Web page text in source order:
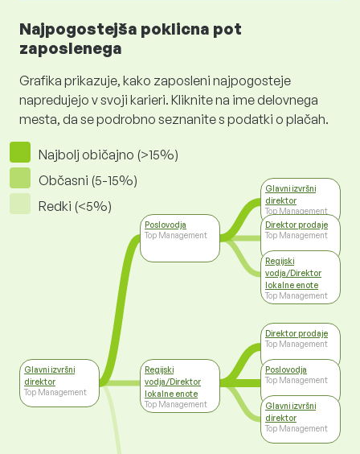
Najpogostejša poklicna pot
zaposlenega
Grafika prikazuje, kako zaposleni najpogosteje
napredujejo v svoji karieri. Kliknite na ime delovnega
mesta, da se podrobno seznanite s podatki o plačah.
Najbolj običajno (>15%)
Občasni (5-15%)
Redki (<5%)
Glavni izvršni
direktor
Top Management
Poslovodja
Top Management
Regijski
vodja/Direktor
lokalne enote
Top Management
Glavni izvršni
direktor
Top Management
Direktor prodaje
Top Management
Regijski
vodja/Direktor
lokalne enote
Top Management
Direktor prodaje
Top Management
Poslovodja
Top Management
Glavni izvršni
direktor
Top Management